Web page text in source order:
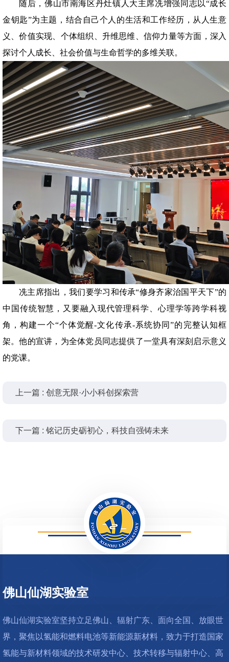
随后，佛山市南海区丹灶镇人大主席冼增强同志以“成长
金钥匙”为主题，结合自己个人的生活和工作经历，从人生意
义、价值实现、个体组织、升维思维、信仰力量等方面，深入
探讨个人成长、社会价值与生命哲学的多维关联。
冼主席指出，我们要学习和传承“修身齐家治国平天下”的
中国传统智慧，又要融入现代管理科学、心理学等跨学科视
角，构建一个“个体觉醒-文化传承-系统协同”的完整认知框
架。他的宣讲，为全体党员同志提供了一堂具有深刻启示意义
的党课。
上一篇 : 创意无限·小小科创探索营
下一篇 : 铭记历史砺初心，科技自强铸未来
佛山仙湖实验室
佛山仙湖实验室坚持立足佛山、辐射广东、面向全国、放眼世
界，聚焦以氢能和燃料电池等新能源新材料，致力于打造国家
氢能与新材料领域的技术研发中心、技术转移与辐射中心、高